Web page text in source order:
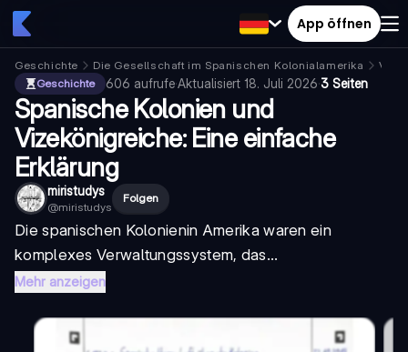
App öffnen
Geschichte Die Gesellschaft im Spanischen Kolonialamerika
Geschichte
606 aufrufe·Aktualisiert 18. Juli 2026·3 Seiten
Spanische Kolonien und
Vizekönigreiche: Eine einfache
Erklärung
miristudys
@miristudys
Folgen
Diespanischen Kolonienin Amerika waren ein
komplexes Verwaltungssystem, das...
Mehr anzeigen